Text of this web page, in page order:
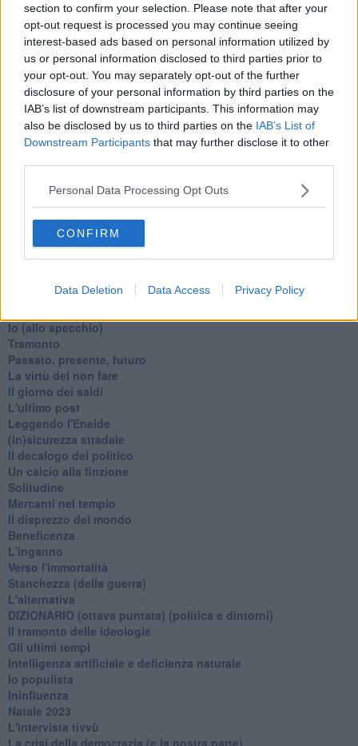
section to confirm your selection. Please note that after your
opt-out request is processed you may continue seeing
interest-based ads based on personal information utilized by
us or personal information disclosed to third parties prior to
your opt-out. You may separately opt-out of the further
disclosure of your personal information by third parties on the
IAB’s list of downstream participants. This information may
also be disclosed by us to third parties on the IAB’s List of
Downstream Participants that may further disclose it to other
Personal Data Processing Opt Outs
CONFIRM
Data Deletion Data Access Privacy Policy
Alla fermata dell'autobus
La repressione sessuale per sentito dire
Diseducazione televisiva e inerzia della politica
Foto storica
Esequie solenni
Nostalgia del sangue blu
Teste calde
Non avere e non essere
Armiamoci e... avviatevi
Da Capodanno a Carnevale
Schizzi di fango
Sor-riso amaro
Fine anno al ristorante
Natale 2024
Re e regnanti
A noi interessa il dito non la luna
Una performance
​Io (allo specchio)
Tramonto
Passato, presente, futuro
La virtù del non fare
Il giorno dei saldi
L'ultimo post
Leggendo l'Eneide
​(In)sicurezza stradale
Il decalogo del politico
Un calcio alla finzione
Solitudine
Mercanti nel tempio
Il disprezzo del mondo
Beneficenza
L'inganno
Verso l'immortalità
Stanchezza (della guerra)
L'alternativa
​DIZIONARIO (ottava puntata) (politica e dintorni)
Il tramonto delle ideologie
Gli ultimi tempi
Intelligenza artificiale e deficienza naturale
Io populista
Ininfluenza
Natale 2023
L'intervista tivvù
La crisi della democrazia (e la nostra parte)